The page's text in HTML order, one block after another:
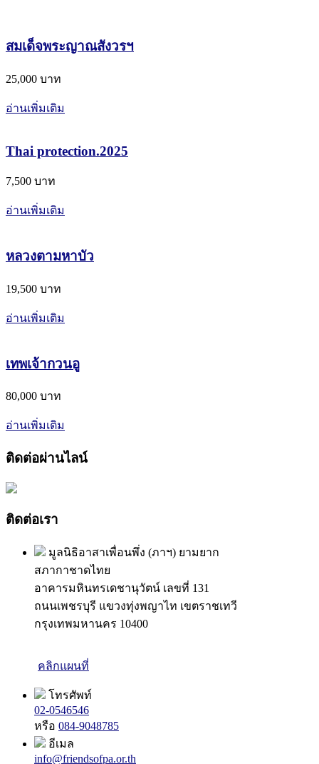
สมเด็จพระญาณสังวรฯ
25,000 บาท
อ่านเพิ่มเติม
Thai protection.2025
7,500 บาท
อ่านเพิ่มเติม
หลวงตามหาบัว
19,500 บาท
อ่านเพิ่มเติม
เทพเจ้ากวนอู
80,000 บาท
อ่านเพิ่มเติม
ติดต่อผ่านไลน์
ติดต่อเรา
มูลนิธิอาสาเพื่อนพึ่ง (ภาฯ) ยามยาก
สภากาชาดไทย
อาคารมหินทรเดชานุวัตน์ เลขที่ 131
ถนนเพชรบุรี แขวงทุ่งพญาไท เขตราชเทวี
กรุงเทพมหานคร 10400
คลิกแผนที่
โทรศัพท์
02-0546546
หรือ 084-9048785
อีเมล
info@friendsofpa.or.th